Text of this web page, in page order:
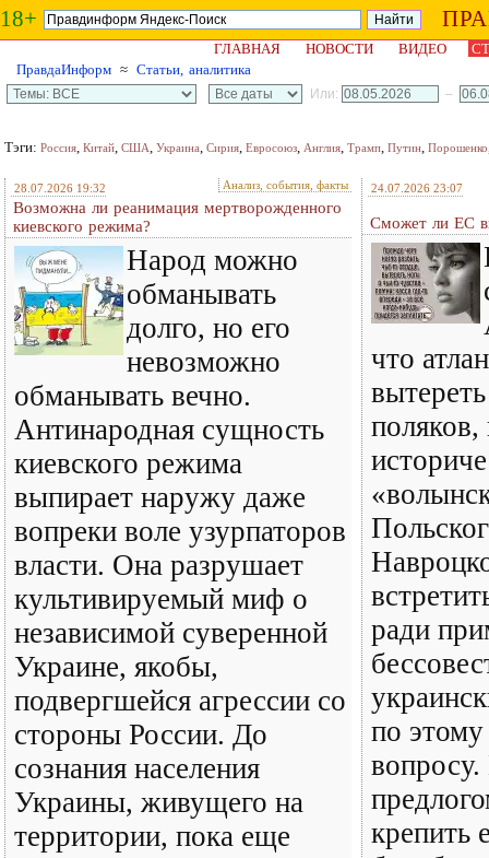
18+
ГЛАВНАЯ НОВОСТИ ВИДЕО
ПравдаИнформ ≈ Статьи, аналитика
Или: –
Тэги: Россия, Китай, США, Украина, Сирия, Евросоюз, Англия, Трамп, Путин, Порошенко
28.07.2026 19:32 Анализ, события, факты
Возможна ли реанимация мертворожденного
киевского режима?
Народ можно
обманывать
долго, но его
невозможно
обманывать вечно.
Антинародная сущность
киевского режима
выпирает наружу даже
вопреки воле узурпаторов
власти. Она разрушает
культивируемый миф о
независимой суверенной
Украине, якобы,
подвергшейся агрессии со
стороны России. До
сознания населения
Украины, живущего на
территории, пока еще
24.07.2026 23:07
Сможет ли ЕС
что
ради
по
крепить